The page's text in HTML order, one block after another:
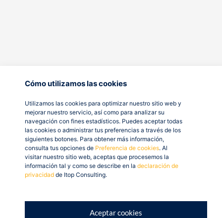
Cómo utilizamos las cookies
Utilizamos las cookies para optimizar nuestro sitio web y
mejorar nuestro servicio, así como para analizar su
navegación con fines estadísticos. Puedes aceptar todas
las cookies o administrar tus preferencias a través de los
siguientes botones. Para obtener más información,
consulta tus opciones de Preferencia de cookies. Al
visitar nuestro sitio web, aceptas que procesemos la
información tal y como se describe en la declaración de
privacidad de Itop Consulting.
Aceptar cookies